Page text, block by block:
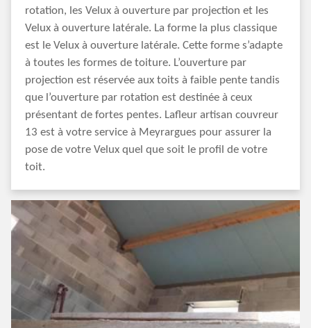
rotation, les Velux à ouverture par projection et les
Velux à ouverture latérale. La forme la plus classique
est le Velux à ouverture latérale. Cette forme s’adapte
à toutes les formes de toiture. L’ouverture par
projection est réservée aux toits à faible pente tandis
que l’ouverture par rotation est destinée à ceux
présentant de fortes pentes. Lafleur artisan couvreur
13 est à votre service à Meyrargues pour assurer la
pose de votre Velux quel que soit le profil de votre
toit.